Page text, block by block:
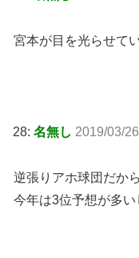
宮本が目を光らせて
28: 名無し 2019/03/
逆張りアホ球団だから
今年は3位予想が多